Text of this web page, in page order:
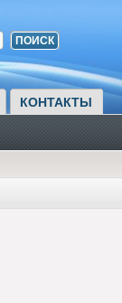
КОНТАКТЫ